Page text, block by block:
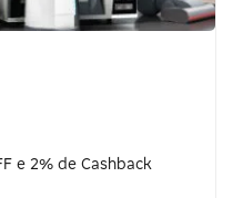
e 2% de Cashback